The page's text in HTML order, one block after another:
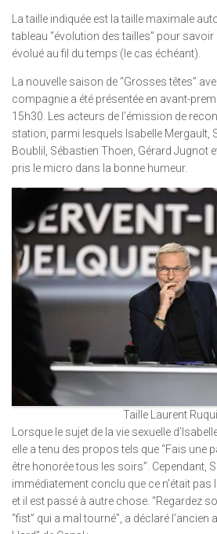
La taille indiquée est la taille maximale
tableau “évolution des tailles” pour
évolué au fil du temps (le cas échéant).
La nouvelle saison de “Grosses têtes”
compagnie a été présentée en avant-
15h30. Les acteurs de l’émission de
station, parmi lesquels Isabelle Mergault,
Boublil, Sébastien Thoen, Gérard Jugnot
pris le micro dans la bonne humeur.
Taille Laurent
Lorsque le sujet de la vie sexuelle
elle a tenu des propos tels que “Fais une
être honorée tous les soirs”. Cependant,
immédiatement conclu que ce n’était pas
et il est passé à autre chose. “Regardez
“fist” qui a mal tourné”, a déclaré